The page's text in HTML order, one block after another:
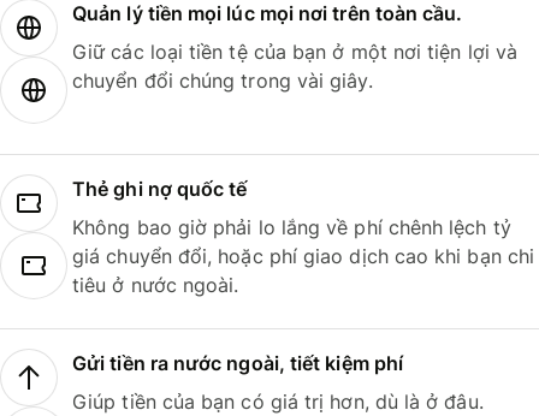
Quản lý tiền mọi lúc mọi nơi trên toàn cầu.
Giữ các loại tiền tệ của bạn ở một nơi tiện lợi và
chuyển đổi chúng trong vài giây.
Thẻ ghi nợ quốc tế
Không bao giờ phải lo lắng về phí chênh lệch tỷ
giá chuyển đổi, hoặc phí giao dịch cao khi bạn chi
tiêu ở nước ngoài.
Gửi tiền ra nước ngoài, tiết kiệm phí
Giúp tiền của bạn có giá trị hơn, dù là ở đâu.